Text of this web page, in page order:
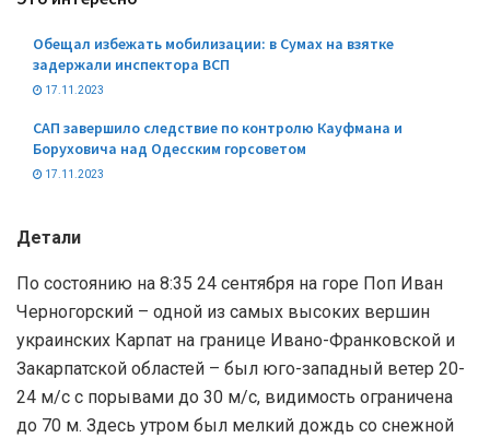
Обещал избежать мобилизации: в Сумах на взятке
задержали инспектора ВСП
17.11.2023
САП завершило следствие по контролю Кауфмана и
Боруховича над Одесским горсоветом
17.11.2023
Детали
По состоянию на 8:35 24 сентября на горе Поп Иван
Черногорский – одной из самых высоких вершин
украинских Карпат на границе Ивано-Франковской и
Закарпатской областей – был юго-западный ветер 20-
24 м/с с порывами до 30 м/с, видимость ограничена
до 70 м. Здесь утром был мелкий дождь со снежной